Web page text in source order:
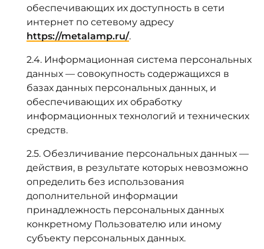
обеспечивающих их доступность в сети
интернет по сетевому адресу
https://metalamp.ru/.
2.4. Информационная система персональных
данных — совокупность содержащихся в
базах данных персональных данных, и
обеспечивающих их обработку
информационных технологий и технических
средств.
2.5. Обезличивание персональных данных —
действия, в результате которых невозможно
определить без использования
дополнительной информации
принадлежность персональных данных
конкретному Пользователю или иному
субъекту персональных данных.